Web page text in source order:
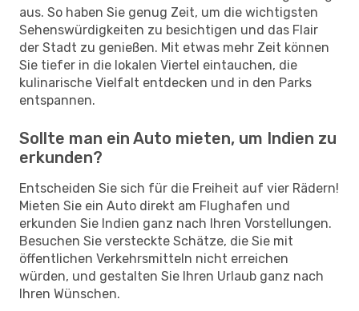
aus. So haben Sie genug Zeit, um die wichtigsten
Sehenswürdigkeiten zu besichtigen und das Flair
der Stadt zu genießen. Mit etwas mehr Zeit können
Sie tiefer in die lokalen Viertel eintauchen, die
kulinarische Vielfalt entdecken und in den Parks
entspannen.
Sollte man ein Auto mieten, um Indien zu
erkunden?
Entscheiden Sie sich für die Freiheit auf vier Rädern!
Mieten Sie ein Auto direkt am Flughafen und
erkunden Sie Indien ganz nach Ihren Vorstellungen.
Besuchen Sie versteckte Schätze, die Sie mit
öffentlichen Verkehrsmitteln nicht erreichen
würden, und gestalten Sie Ihren Urlaub ganz nach
Ihren Wünschen.